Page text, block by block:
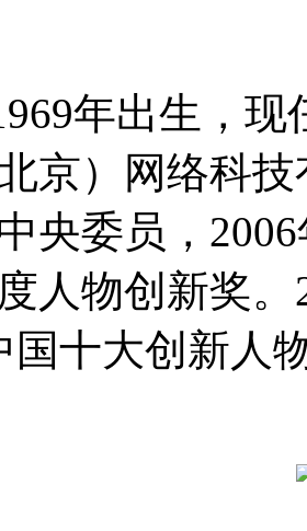
年出生，现
京）网络科
央委员，
人物创新奖
国十大创新人